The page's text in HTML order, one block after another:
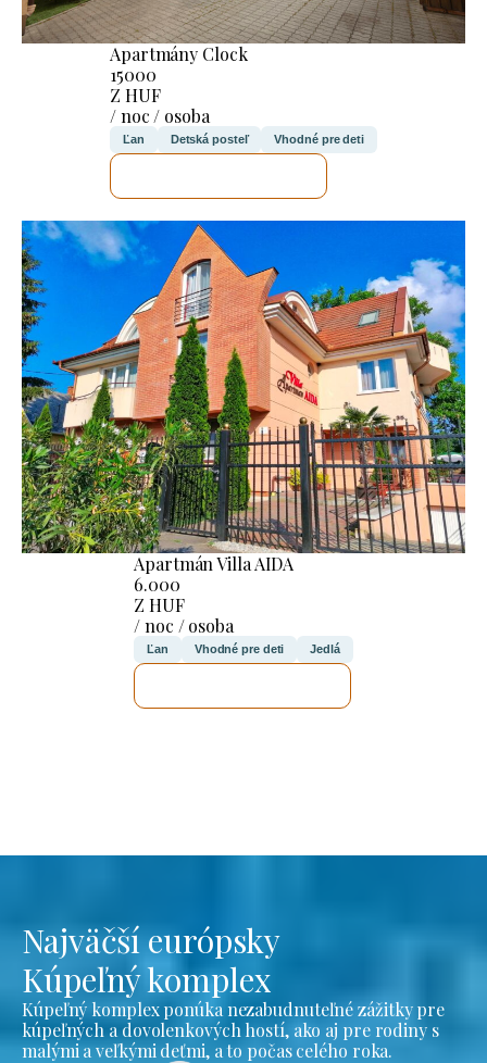
Apartmány Clock
15000
Z HUF
/ noc / osoba
Ľan Detská posteľ Vhodné pre deti
Apartmán Villa AIDA
6.000
Z HUF
/ noc / osoba
Ľan Vhodné pre deti Jedlá
Najväčší európsky
Kúpeľný komplex
Kúpeľný komplex ponúka nezabudnuteľné zážitky pre
kúpeľných a dovolenkových hostí, ako aj pre rodiny s
malými a veľkými deťmi, a to počas celého roka.